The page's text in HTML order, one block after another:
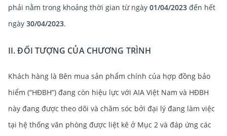
phải nằm trong khoảng thời gian từ ngày 01/04/2023 đến hết
ngày 30/04/2023.
II. ĐỐI TƯỢNG CỦA CHƯƠNG TRÌNH
Khách hàng là Bên mua sản phẩm chính của hợp đồng bảo
hiểm (“HĐBH”) đang còn hiệu lực với AIA Việt Nam và HĐBH
này đang được theo dõi và chăm sóc bởi đại lý đang làm việc
tại hệ thống văn phòng được liệt kê ở Mục 2 và đáp ứng các